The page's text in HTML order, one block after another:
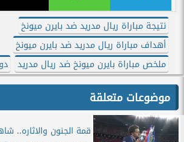
نتيجة مباراة ريال مدريد ضد بايرن ميونخ
أهداف مباراة ريال مدريد ضد بايرن ميونخ
ملخص مباراة بايرن ميونخ ضد ريال مدريد
موضوعات متعلقة
قمة الجنون والاثاره..